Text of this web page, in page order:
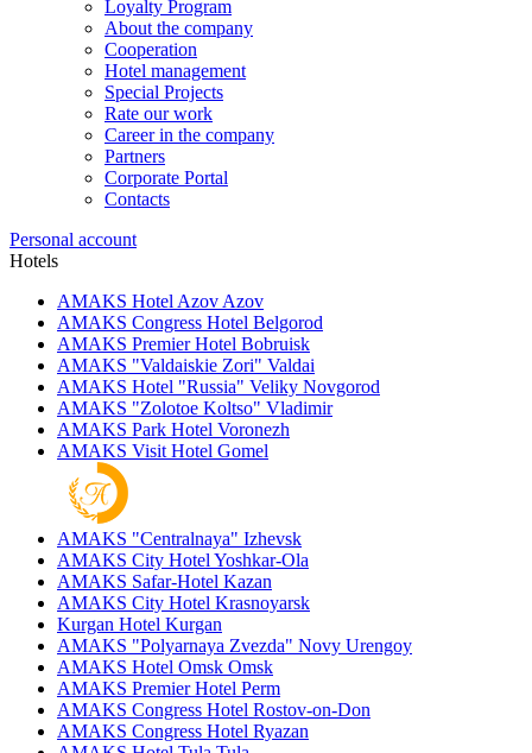
Loyalty Program
About the company
Cooperation
Hotel management
Special Projects
Rate our work
Career in the company
Partners
Corporate Portal
Contacts
Personal account
Hotels
AMAKS Hotel Azov Azov
AMAKS Congress Hotel Belgorod
AMAKS Premier Hotel Bobruisk
AMAKS "Valdaiskie Zori" Valdai
AMAKS Hotel "Russia" Veliky Novgorod
AMAKS "Zolotoe Koltso" Vladimir
AMAKS Park Hotel Voronezh
AMAKS Visit Hotel Gomel
AMAKS "Centralnaya" Izhevsk
AMAKS City Hotel Yoshkar-Ola
AMAKS Safar-Hotel Kazan
AMAKS City Hotel Krasnoyarsk
Kurgan Hotel Kurgan
AMAKS "Polyarnaya Zvezda" Novy Urengoy
AMAKS Hotel Omsk Omsk
AMAKS Premier Hotel Perm
AMAKS Congress Hotel Rostov-on-Don
AMAKS Congress Hotel Ryazan